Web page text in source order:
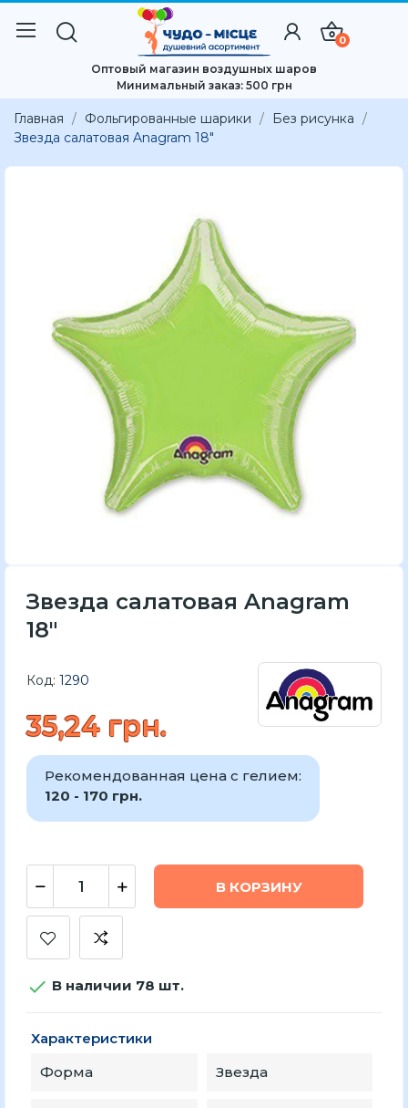
0
Оптовый магазин воздушных шаров
Минимальный заказ: 500 грн
Главная Фольгированные шарики
Без рисунка
Звезда салатовая Anagram 18"
Звезда салатовая Anagram
18"
Код: 1290
35,24 грн.
Рекомендованная цена с гелием:
120 - 170 грн.
В КОРЗИНУ
 В наличии 78 шт.
Характеристики
Форма
Звезда